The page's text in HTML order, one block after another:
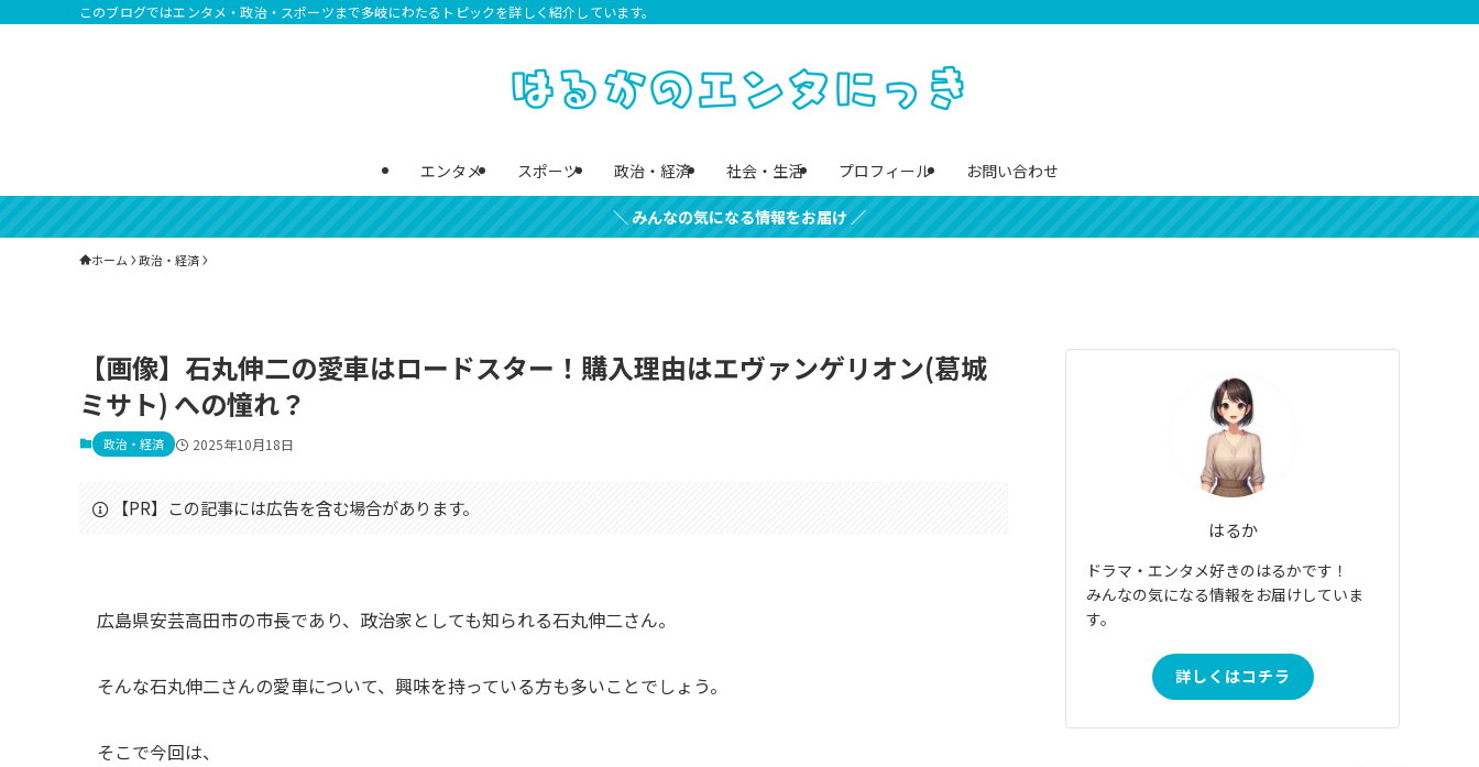
このブログではエンタメ・政治・スポーツまで多岐にわたるトピックを詳しく紹介しています。
エンタメ スポーツ 政治・経済 社会・生活 プロフィール お問い合わせ
＼ みんなの気になる情報をお届け ／
ホーム 政治・経済
【画像】石丸伸二の愛車はロードスター！購入理由はエヴァンゲリオン(葛城
ミサト) への憧れ？
政治・経済 2025年10月18日
【PR】この記事には広告を含む場合があります。
広島県安芸高田市の市長であり、政治家としても知られる石丸伸二さん。
そんな石丸伸二さんの愛車について、興味を持っている方も多いことでしょう。
そこで今回は、
はるか
ドラマ・エンタメ好きのはるかです！
みんなの気になる情報をお届けしていま
す。
詳しくはコチラ